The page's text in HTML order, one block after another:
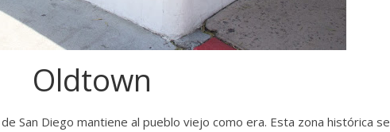
Oldtown
San Diego mantiene al pueblo viejo como era. Esta zona histórica se